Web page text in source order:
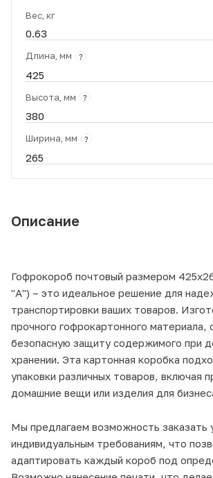
Вес, кг
0.63
Длина, мм ?
425
Высота, мм ?
380
Ширина, мм ?
265
Описание
Гофрокороб почтовый размером
"А") – это идеальное решение для
транспортировки ваших товаров.
прочного гофрокартонного материала,
безопасную защиту содержимого при
хранении. Эта картонная коробка
упаковки различных товаров, включая
домашние вещи или изделия для
Мы предлагаем возможность заказать
индивидуальным требованиям, что
адаптировать каждый короб под